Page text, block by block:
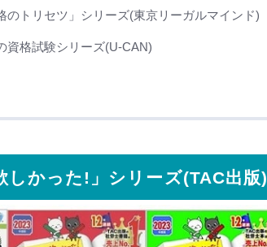
のトリセツ」シリーズ(東京リーガルマインド)
資格試験シリーズ(U-CAN)
しかった!」シリーズ(TAC出版)